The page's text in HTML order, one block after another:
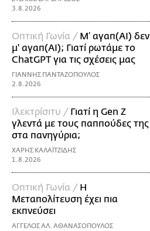
3.8.2026
Οπτική Γωνία / Μ’ αγαπ(AI) δεν
μ' αγαπ(ΑΙ); Γιατί ρωτάμε το
ChatGPT για τις σχέσεις μας
ΓΙΑΝΝΗΣ ΠΑΝΤΑΖΟΠΟΥΛΟΣ
2.8.2026
Ιλεκτρίσιτυ / Γιατί η Gen Z
γλεντά με τους παππούδες της
στα πανηγύρια;
ΧΑΡΗΣ ΚΑΛΑΪΤΖΙΔΗΣ
1.8.2026
Οπτική Γωνία / Η
Μεταπολίτευση έχει πια
εκπνεύσει
ΑΓΓΕΛΟΣ ΑΛ. ΑΘΑΝΑΣΟΠΟΥΛΟΣ